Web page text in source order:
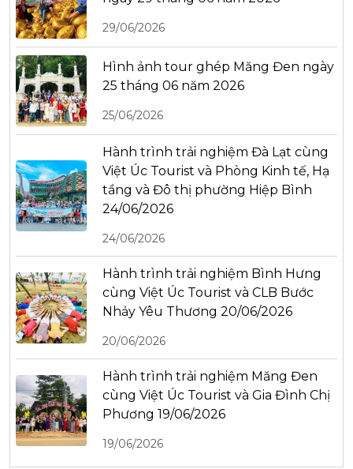
29/06/2026
Hình ảnh tour ghép Măng Đen ngày
25 tháng 06 năm 2026
25/06/2026
Hành trình trải nghiệm Đà Lạt cùng
Việt Úc Tourist và Phòng Kinh tế, Hạ
tầng và Đô thị phường Hiệp Bình
24/06/2026
24/06/2026
Hành trình trải nghiệm Bình Hưng
cùng Việt Úc Tourist và CLB Bước
Nhảy Yêu Thương 20/06/2026
20/06/2026
Hành trình trải nghiệm Măng Đen
cùng Việt Úc Tourist và Gia Đình Chị
Phương 19/06/2026
19/06/2026